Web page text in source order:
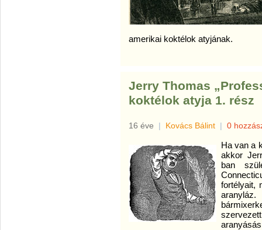
amerikai koktélok atyjának.
Jerry Thomas
koktélok atyja 1. rész
16 éve | Kovács Bálint | 0
Ha van a
akkor
ban
fortélyait,